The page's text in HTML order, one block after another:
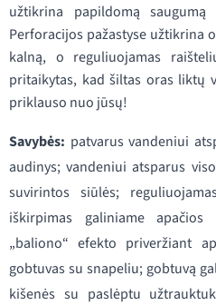
užtikrina papildomą
Perforacijos pažastyse užtikrina
kalną, o reguliuojamas
pritaikytas, kad šiltas oras liktų
priklauso nuo jūsų!
Savybės: patvarus vandeniui
audinys; vandeniui atsparus
suvirintos siūlės;
iškirpimas galiniame
„baliono“ efekto priveržiant
gobtuvas su snapeliu; gobtuvą
kišenės su paslėptu